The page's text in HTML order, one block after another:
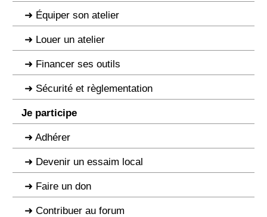
Équiper son atelier
Louer un atelier
Financer ses outils
Sécurité et règlementation
Je participe
Adhérer
Devenir un essaim local
Faire un don
Contribuer au forum